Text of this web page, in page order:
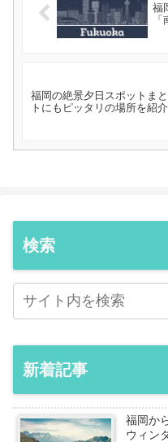
福
福岡の絶景夕日スポットま
トにもピッタリの場所を紹
検索
新着記事
福岡か
ウィン